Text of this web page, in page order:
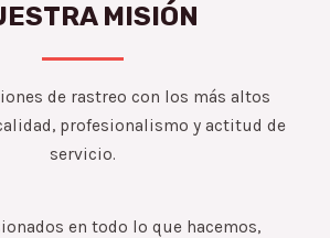
MISIÓN
de rastreo con los más altos
profesionalismo y actitud de
servicio.
en todo lo que hacemos,